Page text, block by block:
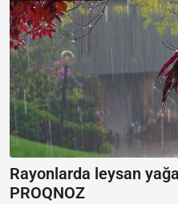
Rayonlarda leysan
PROQNOZ